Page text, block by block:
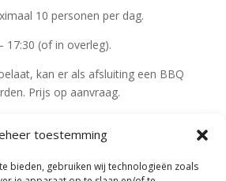
toestemming
bieden, gebruiken wij technologieën zoals
10 personen per dag.
17:30 (of in overleg).
kan er als afsluiting een BBQ
Prijs op aanvraag.